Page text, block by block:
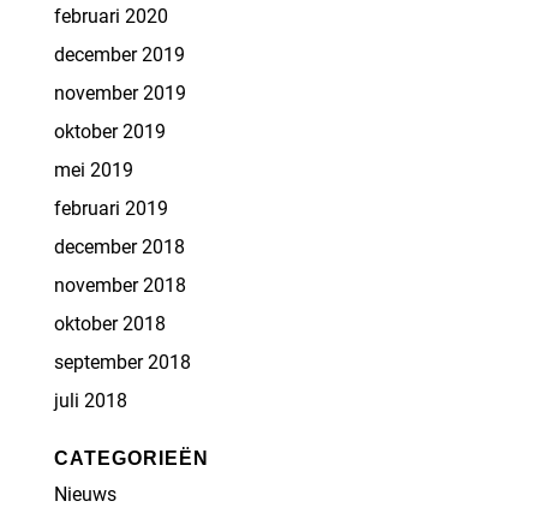
februari 2020
december 2019
november 2019
oktober 2019
mei 2019
februari 2019
december 2018
november 2018
oktober 2018
september 2018
juli 2018
CATEGORIEËN
Nieuws